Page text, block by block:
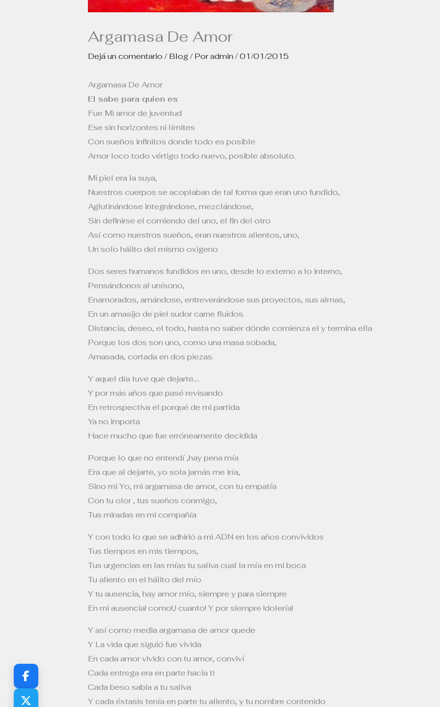
Argamasa De Amor
Dejá un comentario /Blog/ Poradmin/01/01/2015
Argamasa De Amor
El sabe para quien es
Fue Mi amor de juventud
Ese sin horizontes ni límites
Con sueños infinitos donde todo es posible
Amor loco todo vértigo todo nuevo, posible absoluto.
Mi piel era la suya,
Nuestros cuerpos se acoplaban de tal forma que eran uno fundido,
Aglutinándose integrándose, mezclándose,
Sin definirse el comiendo del uno, el fin del otro
Así como nuestros sueños, eran nuestros alientos, uno,
Un solo hálito del mismo oxigeno
Dos seres humanos fundidos en uno, desde lo externo a lo interno,
Pensándonos al unísono,
Enamorados, amándose, entreverándose sus proyectos, sus almas,
En un amasijo de piel sudor carne fluidos.
Distancia, deseo, el todo, hasta no saber dónde comienza el y termina ella
Porque los dos son uno, como una masa sobada,
Amasada, cortada en dos piezas.
Y aquel día tuve que dejarte….
Y por más años que pasé revisando
En retrospectiva el porqué de mi partida
Ya no importa
Hace mucho que fue erróneamente decidida
Porque lo que no entendí ,hay pena mía
Era que al dejarte, yo sola jamás me iría,
Sino mi Yo, mi argamasa de amor, con tu empatía
Con tu olor , tus sueños conmigo,
Tus miradas en mi compañía
Y con todo lo que se adhirió a mi ADN en los años convividos
Tus tiempos en mis tiempos,
Tus urgencias en las mías tu saliva cual la mía en mi boca
Tu aliento en el hálito del mío
Y tu ausencia, hay amor mío, siempre y para siempre
En mi ausencia! como!,! cuanto! Y por siempre !dolería!
Y así como media argamasa de amor quede
Y La vida que siguió fue vivida
En cada amor vivido con tu amor, conviví
Cada entrega era en parte hacia ti
Cada beso sabia a tu saliva
Y cada éxtasis tenía en parte tu aliento, y tu nombre contenido